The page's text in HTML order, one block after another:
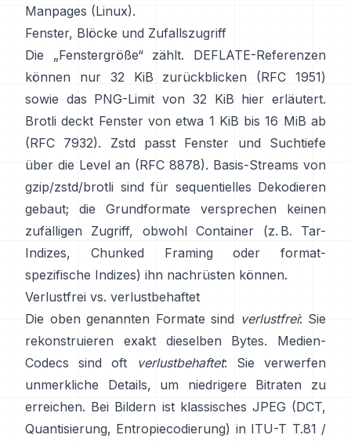
Manpages (Linux).
Fenster, Blöcke und Zufallszugriff
Die „Fenstergröße“ zählt. DEFLATE-Referenzen
können nur 32 KiB zurückblicken
(RFC 1951)
sowie das PNG-Limit von 32 KiB hier erläutert.
Brotli deckt Fenster von etwa 1 KiB bis 16 MiB ab
(RFC 7932). Zstd passt Fenster und Suchtiefe
über die Level an (RFC 8878). Basis-Streams von
gzip/zstd/brotli sind für sequentielles Dekodieren
gebaut; die Grundformate
versprechen keinen
zufälligen Zugriff, obwohl Container (z. B. Tar-
Indizes, Chunked Framing oder format-
spezifische Indizes) ihn nachrüsten können.
Verlustfrei vs. verlustbehaftet
Die oben genannten Formate sind verlustfrei: Sie
rekonstruieren exakt dieselben Bytes. Medien-
Codecs sind oft
verlustbehaftet: Sie verwerfen
unmerkliche Details, um niedrigere Bitraten zu
erreichen. Bei Bildern ist klassisches JPEG (DCT,
Quantisierung, Entropiecodierung) in ITU-T T.81 /